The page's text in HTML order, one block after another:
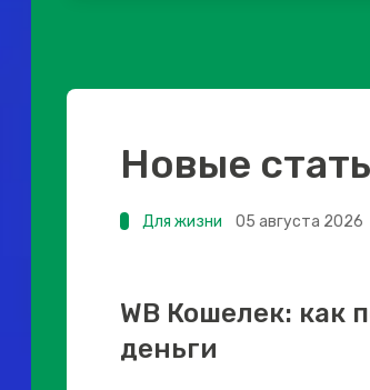
Новые
Для жизни 05 августа 2026
WB Кошелек: как
деньги